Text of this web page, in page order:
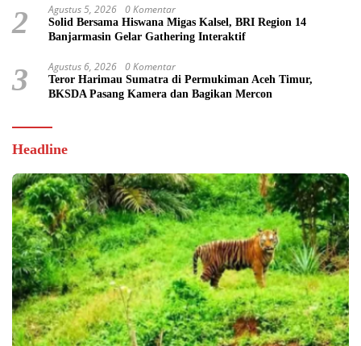
2 Agustus 5, 2026 0 Komentar
Solid Bersama Hiswana Migas Kalsel, BRI Region 14
Banjarmasin Gelar Gathering Interaktif
3 Agustus 6, 2026 0 Komentar
Teror Harimau Sumatra di Permukiman Aceh Timur,
BKSDA Pasang Kamera dan Bagikan Mercon
Headline